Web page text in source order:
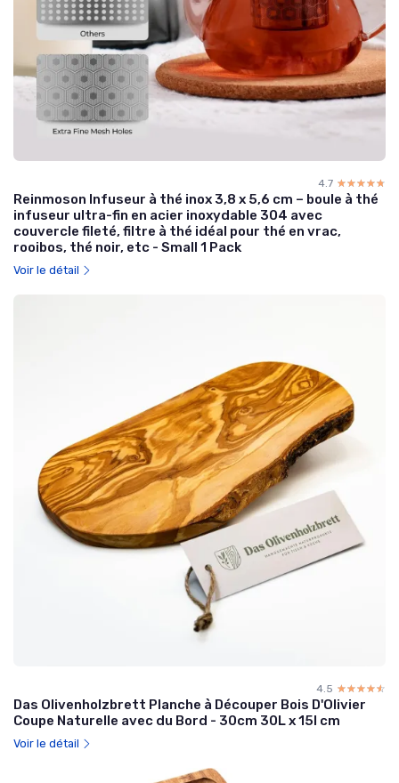
4.7 ☆☆☆☆☆
★★★★★
Reinmoson Infuseur à thé inox 3,8 x 5,6 cm – boule à thé
infuseur ultra-fin en acier inoxydable 304 avec
couvercle fileté, filtre à thé idéal pour thé en vrac,
rooibos, thé noir, etc - Small 1 Pack
Voir le détail
4.5 ☆☆☆☆☆
★★★★★
Das Olivenholzbrett Planche à Découper Bois D'Olivier
Coupe Naturelle avec du Bord - 30cm 30L x 15l cm
Voir le détail